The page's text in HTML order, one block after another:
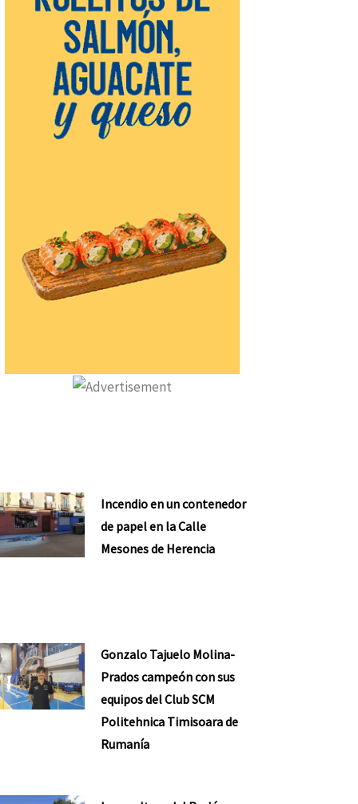
Incendio en un contenedor
de papel en la Calle
Mesones de Herencia
Gonzalo Tajuelo Molina-
Prados campeón con sus
equipos del Club SCM
Politehnica Timisoara de
Rumanía